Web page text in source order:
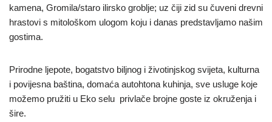
kamena, Gromila/staro ilirsko groblje; uz čiji zid su čuveni drevni
hrastovi s mitološkom ulogom koju i danas predstavljamo našim
gostima.
Prirodne ljepote, bogatstvo biljnog i životinjskog svijeta, kulturna
i povijesna baština, domaća autohtona kuhinja, sve usluge koje
možemo pružiti u Eko selu privlače brojne goste iz okruženja i
šire.